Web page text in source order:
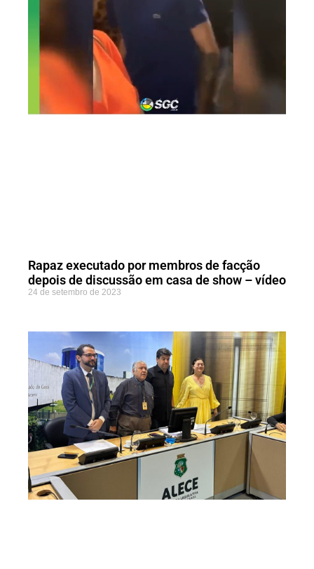
Rapaz executado por membros de facção
depois de discussão em casa de show – vídeo
24 de setembro de 2023